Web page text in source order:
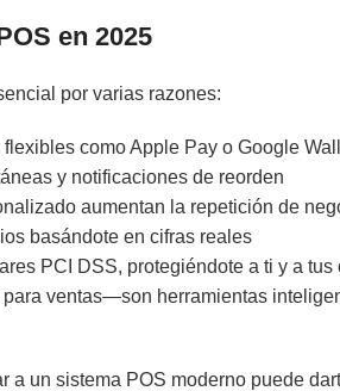
en 2025
por varias razones:
como Apple Pay o Google
y notificaciones de reorden
aumentan la repetición de
basándote en cifras reales
PCI DSS, protegiéndote a ti y a tus
ventas—son herramientas
un sistema POS moderno puede